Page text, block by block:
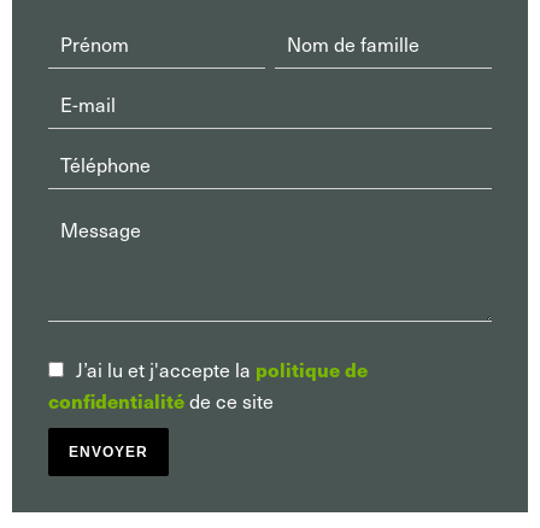
J’ai lu et j'accepte la politique de
confidentialitéde ce site
ENVOYER